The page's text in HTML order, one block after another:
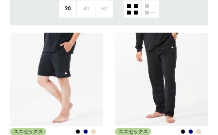
20 40 60
ユニセックス ユニセックス